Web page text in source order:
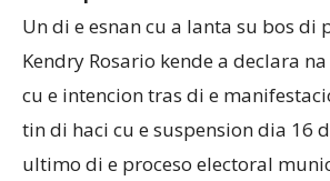
Un di e esnan cu a lanta su bos di
Kendry Rosario kende a declara
cu e intencion tras di e
tin di haci cu e suspension dia 16
ultimo di e proceso electoral